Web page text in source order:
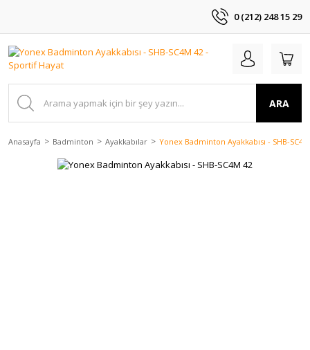
0 (212) 248 15 29
ARA
Anasayfa Badminton Ayakkabılar Yonex Badminton Ayakkabısı - SHB-